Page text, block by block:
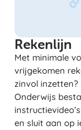
Rekenlijn
Met minimale
vrijgekomen
zinvol
Onderwijs
en sluit aan op